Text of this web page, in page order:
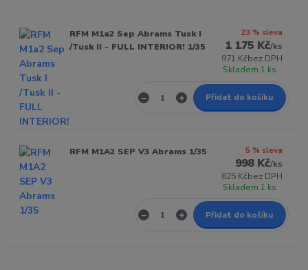
RFM M1a2 Sep Abrams Tusk I
/Tusk II - FULL INTERIOR! 1/35
23 % sleva
1 175 Kč/ks
971 Kčbez DPH
Skladem 1 ks
Přidat do košíku
RFM M1A2 SEP V3 Abrams 1/35 5 % sleva
998 Kč/ks
825 Kčbez DPH
Skladem 1 ks
Přidat do košíku